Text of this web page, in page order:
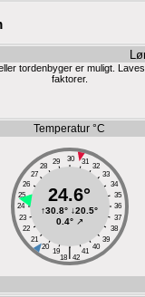
tordenbyger er muligt.
faktorer.
Temperatur °C
30
29 31
28
32
27
33
26
34
25
35
24
36
23
37
22
38
21
39
20
40
19 41
18 42
|
24.6°
↑30.8° ↓20.5°
0.4°↗